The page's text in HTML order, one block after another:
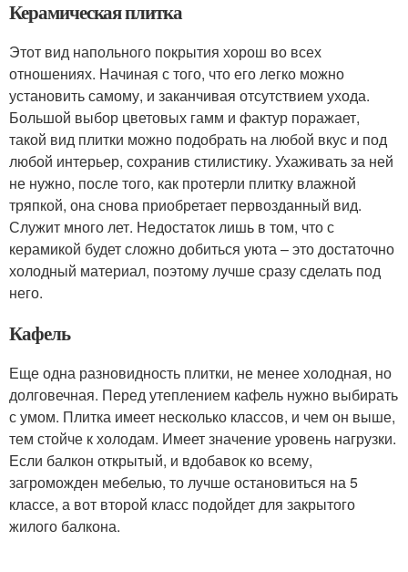
Керамическая плитка
Этот вид напольного покрытия хорош во всех
отношениях. Начиная с того, что его легко можно
установить самому, и заканчивая отсутствием ухода.
Большой выбор цветовых гамм и фактур поражает,
такой вид плитки можно подобрать на любой вкус и под
любой интерьер, сохранив стилистику. Ухаживать за ней
не нужно, после того, как протерли плитку влажной
тряпкой, она снова приобретает первозданный вид.
Служит много лет. Недостаток лишь в том, что с
керамикой будет сложно добиться уюта – это достаточно
холодный материал, поэтому лучше сразу сделать под
него.
Кафель
Еще одна разновидность плитки, не менее холодная, но
долговечная. Перед утеплением кафель нужно выбирать
с умом. Плитка имеет несколько классов, и чем он выше,
тем стойче к холодам. Имеет значение уровень нагрузки.
Если балкон открытый, и вдобавок ко всему,
загроможден мебелью, то лучше остановиться на 5
классе, а вот второй класс подойдет для закрытого
жилого балкона.